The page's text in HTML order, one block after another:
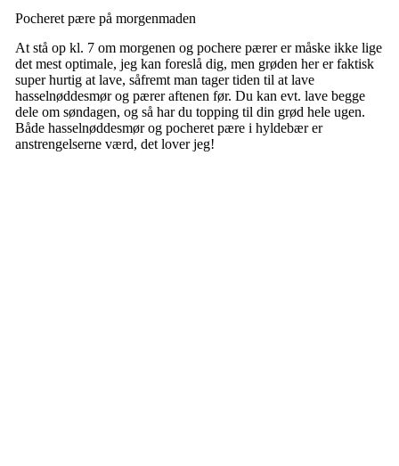
Pocheret pære på morgenmaden
At stå op kl. 7 om morgenen og pochere pærer er måske ikke lige
det mest optimale, jeg kan foreslå dig, men grøden her er faktisk
super hurtig at lave, såfremt man tager tiden til at lave
hasselnøddesmør og pærer aftenen før. Du kan evt. lave begge
dele om søndagen, og så har du topping til din grød hele ugen.
Både hasselnøddesmør og pocheret pære i hyldebær er
anstrengelserne værd, det lover jeg!